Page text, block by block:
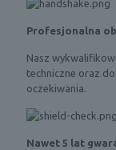
Profesjonalna
Nasz
techniczne oraz
oczekiwania.
Nawet 5 lat